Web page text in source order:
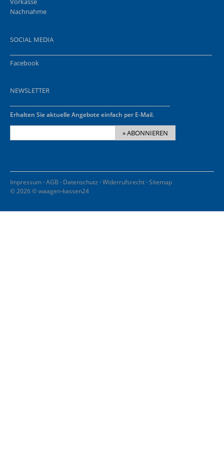
Nachnahme
SOCIAL MEDIA
Facebook
NEWSLETTER
Erhalten Sie aktuelle Angebote einfach per E-Mail.
» ABONNIEREN
Impressum ·AGB · Datenschutz ·Widerrufsrecht ·Sitemap
© 2026 © waagen-kassen24